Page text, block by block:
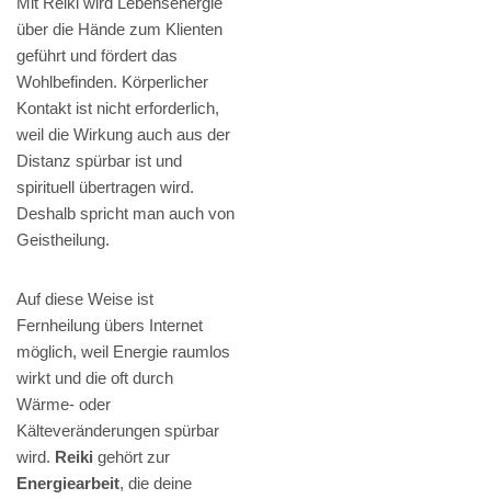
über die Hände zum Klienten
geführt und fördert das
Wohlbefinden. Körperlicher
Kontakt ist nicht erforderlich,
weil die Wirkung auch aus der
Distanz spürbar ist und
spirituell übertragen wird.
Deshalb spricht man auch von
Geistheilung.
Auf diese Weise ist
Fernheilung übers Internet
möglich, weil Energie raumlos
wirkt und die oft durch
Wärme- oder
Kälteveränderungen spürbar
wird. Reiki gehört zur
Energiearbeit, die deine